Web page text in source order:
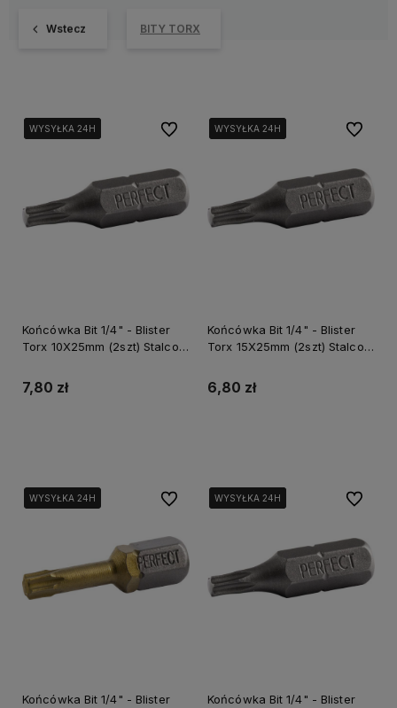
Wstecz BITY TORX
WYSYŁKA 24H
WYSYŁKA 24H
WYSYŁKA 24H
Końcówka Bit 1/4" - Blister
Torx 10X25mm (2szt) Stalco
7,80 zł
Do ulubionychWYSYŁKA 24H
WYSYŁKA 24H
WYSYŁKA 24H
Końcówka Bit 1/4" - Blister
Torx 15X25mm (2szt) Stalco
6,80 zł
Do
WYSYŁKA 24H
WYSYŁKA 24H
Końcówka Bit 1/4" - Blister
Do ulubionychWYSYŁKA 24H
WYSYŁKA 24H
WYSYŁKA 24H
Końcówka Bit 1/4" - Blister
Do